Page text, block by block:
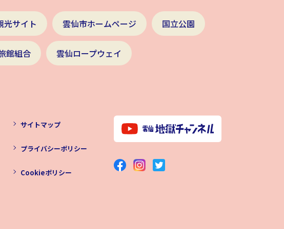
光サイト 雲仙市ホームページ 国立公園
館組合 雲仙ロープウェイ
サイトマップ
プライバシーポリシー
Cookieポリシー